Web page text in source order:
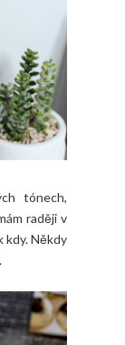
tónech,
raději v
kdy. Někdy